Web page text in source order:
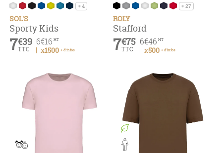
+ 4
SOL'S
Sporty Kids
6€16 HT
x1500 + d'infos
7€39
TTC
+ 27
ROLY
Stafford
6€46 HT
x500 + d'infos
7€75
TTC